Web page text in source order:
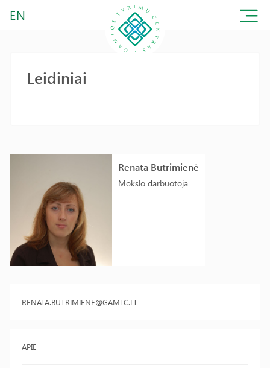
EN
Renata Butrimienė
Mokslo darbuotoja
RENATA.BUTRIMIENE@GAMTC.LT
APIE
Leidiniai